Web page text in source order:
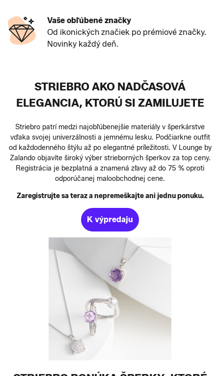
Vaše obľúbené značky
Od ikonických značiek po prémiové značky.
Novinky každý deň.
STRIEBRO AKO NADČASOVÁ
ELEGANCIA, KTORÚ SI ZAMILUJETE
Striebro patrí medzi najobľúbenejšie materiály v šperkárstve
vďaka svojej univerzálnosti a jemnému lesku. Podčiarkne outfit
od každodenného štýlu až po elegantné príležitosti. V Lounge by
Zalando objavíte široký výber strieborných šperkov za top ceny.
Registrácia je bezplatná a znamená zľavy až do 75 % oproti
odporúčanej maloobchodnej cene.
Zaregistrujte sa teraz a nepremeškajte ani jednu ponuku.
K výpredaju